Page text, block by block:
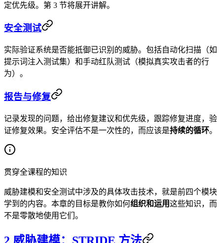
定优先级。第 3 节将展开讲解。
安全测试
实际验证系统是否能抵御已识别的威胁。包括自动化扫描（如
提示词注入测试集）和手动红队测试（模拟真实攻击者的行
为）。
报告与修复
记录发现的问题，给出修复建议和优先级，跟踪修复进度，验
证修复效果。安全评估不是一次性的，而应该是持续的循环。
贯穿全课程的知识
威胁建模和安全测试中涉及的具体攻击技术，就是前四个模块
学到的内容。本章的目标是教你如何组织和运用这些知识，而
不是零散地使用它们。
2 威胁建模：STRIDE 方法